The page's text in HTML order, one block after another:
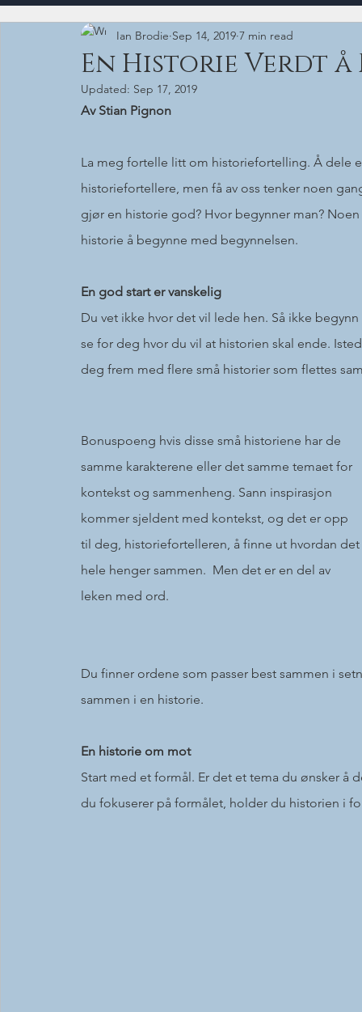
En Historie Verdt
Ian Brodie Sep 14, 2019 7 min read
Updated: Sep 17, 2019
Av Stian Pignon
La meg fortelle litt om historiefortelling. Å dele
historiefortellere, men få av oss tenker noen
gjør en historie god? Hvor begynner man?
historie å begynne med begynnelsen.
En god start er vanskelig
Du vet ikke hvor det vil lede hen. Så ikke
se for deg hvor du vil at historien skal ende.
deg frem med flere små historier som flettes
Bonuspoeng hvis disse små historiene har de
samme karakterene eller det samme temaet for
kontekst og sammenheng. Sann inspirasjon
kommer sjeldent med kontekst, og det er opp
til deg, historiefortelleren, å finne ut hvordan det
hele henger sammen.  Men det er en del av
leken med ord.
Du finner ordene som passer best sammen i
sammen i en historie.
En historie om mot
Start med et formål. Er det et tema du ønsker å
du fokuserer på formålet, holder du historien i